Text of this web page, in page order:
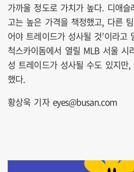
가까울 정도로 가치가 높다. 디애슬
고는 높은 가격을 책정했고, 다른
어야 트레이드가 성사될 것’이라고
척스카이돔에서 열릴 MLB 서울 시
성 트레이드가 성사될 수도 있지만
했다.
황상욱 기자 eyes@busan.com